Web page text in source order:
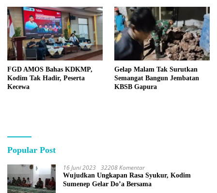
FGD AMOS Bahas KDKMP,
Kodim Tak Hadir, Peserta
Kecewa
Gelap Malam Tak Surutkan
Semangat Bangun Jembatan
KBSB Gapura
Popular Post
16 Juni 2023 32208 Komentar
Wujudkan Ungkapan Rasa Syukur, Kodim
Sumenep Gelar Do’a Bersama